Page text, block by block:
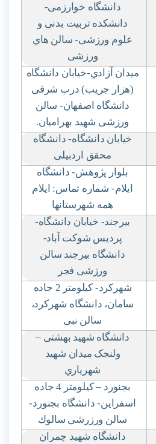
دانشگاه خوارزمی-
دانشکده تربیت بدنی و
علوم ورزشی- سالن هاي
ورزشی
میدان آزادي-خیابان دانشگاه
(هزار جریب) درب شرقی
دانشگاه اصفهان- سالن
ورزشی شهید بهرامیان.
خیابان دانشگاه- دانشگاه
محقق اردبیلی
بلوار پژوهش- دانشگاه
ایلام- شماره تماس: ایلام
همه شهرستانها
بیرجند- خیابان دانشگاه-
پردیس شوکت آباد-
دانشگاه بیرجند سالن
ورزشی فجر
شهرکرد- کیلومتر 2 جاده
سامان، دانشگاه شهرکرد،
سالن نبی
دانشگاه شهید بهشتی–
ولنجک میدان شهید
شهریاري
بجنورد –
کیلومتر 4 جاده
اسفراین- دانشگاه بجنورد-
سالن ورزرشی سالوك
دانشگاه شهید چمران